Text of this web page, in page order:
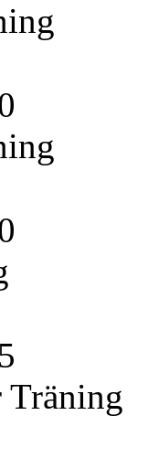
Träning